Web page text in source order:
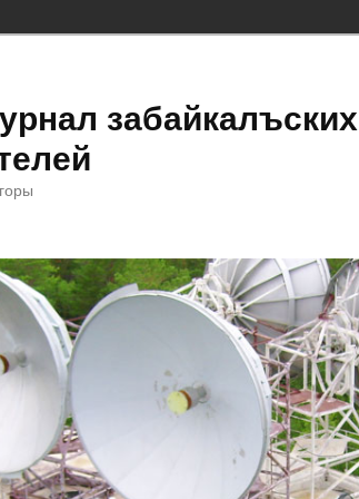
забайкалъских